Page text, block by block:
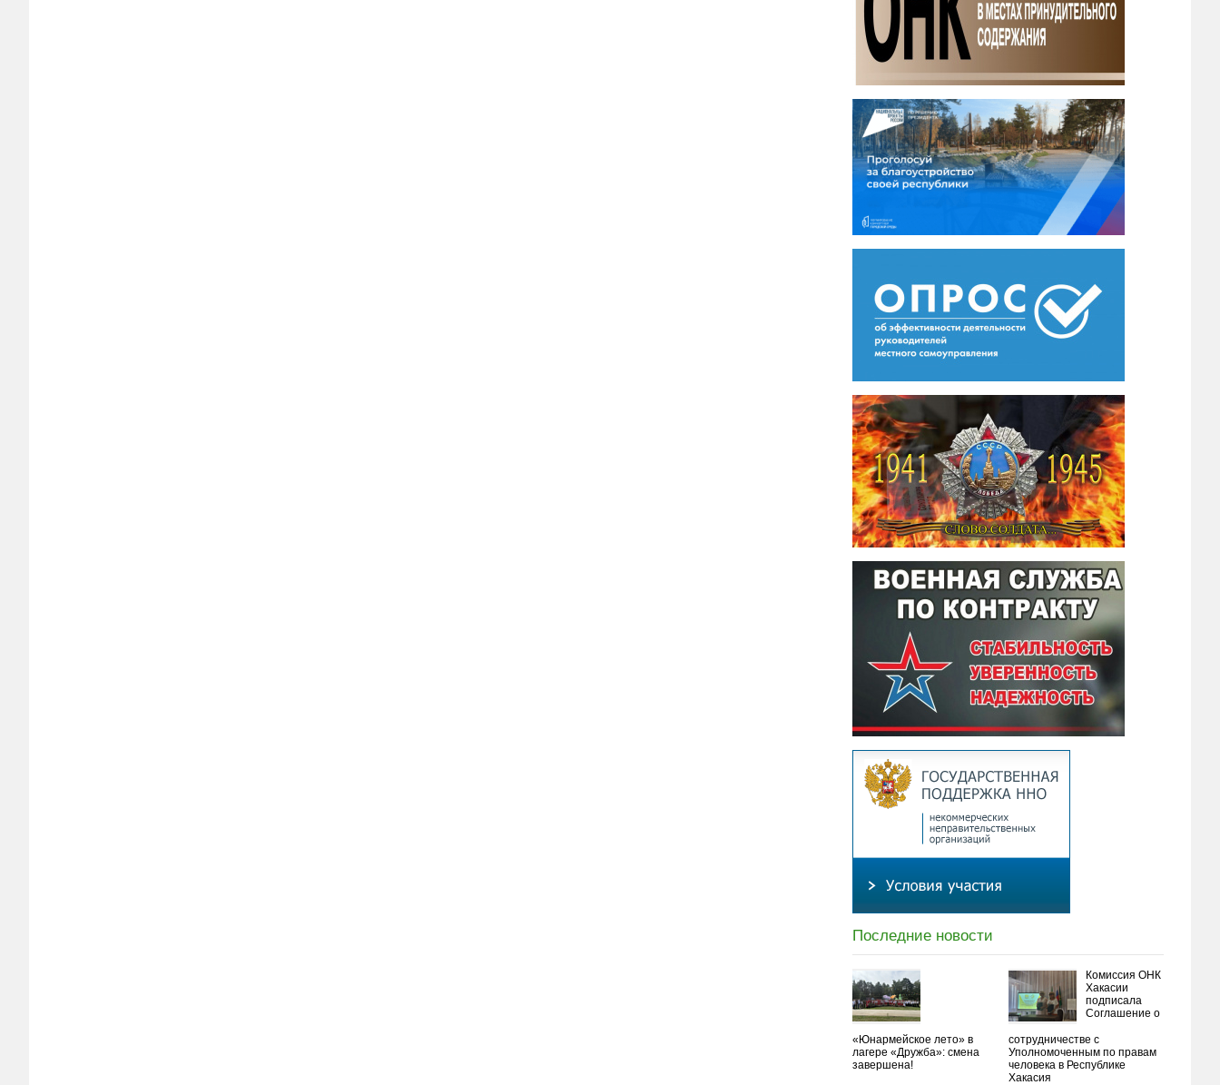
Последние новости
«Юнармейское лето» в
лагере «Дружба»: смена
завершена!
Комиссия ОНК
Хакасии
подписала
Соглашение о
сотрудничестве с
Уполномоченным по правам
человека в Республике
Хакасия